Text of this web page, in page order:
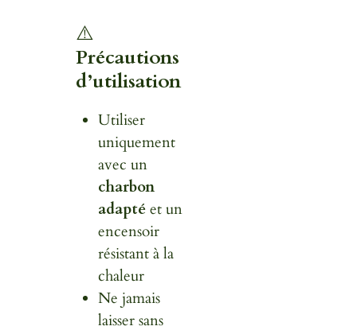
⚠️
Précautions
d’utilisation
Utiliser
uniquement
avec un
charbon
adaptéet un
encensoir
résistant à la
chaleur
Ne jamais
laisser sans